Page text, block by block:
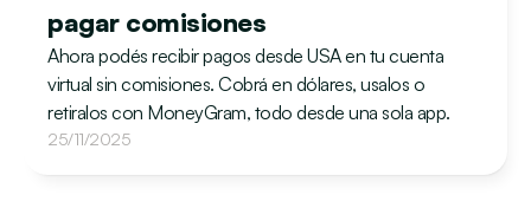
pagar comisiones
Ahora podés recibir pagos desde USA en tu cuenta
virtual sin comisiones. Cobrá en dólares, usalos o
retiralos con MoneyGram, todo desde una sola app.
25/11/2025